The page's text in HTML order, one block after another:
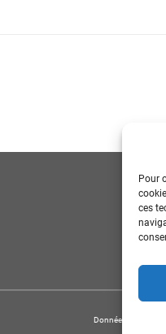
Pour
ces
Données